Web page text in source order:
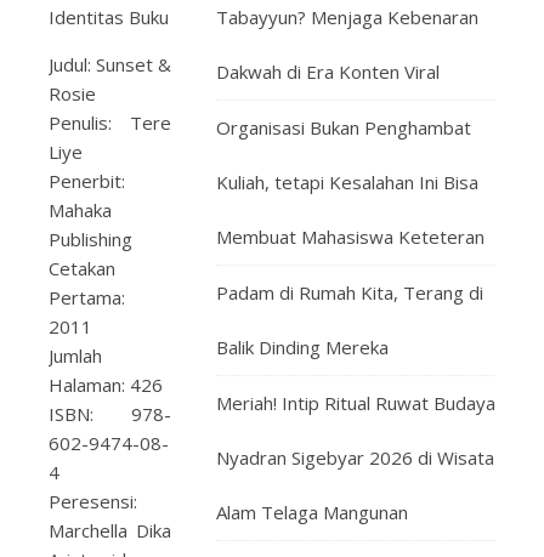
Identitas Buku
Judul: Sunset &
Rosie
Penulis: Tere
Liye
Penerbit:
Mahaka
Publishing
Cetakan
Pertama:
2011
Jumlah
Halaman: 426
ISBN: 978-
602-9474-08-
4
Peresensi:
Marchella Dika
Tabayyun? Menjaga Kebenaran
Dakwah di Era Konten Viral
Organisasi Bukan Penghambat
Kuliah, tetapi Kesalahan Ini Bisa
Membuat Mahasiswa Keteteran
Padam di Rumah Kita, Terang di
Balik Dinding Mereka
Meriah! Intip Ritual Ruwat Budaya
Nyadran Sigebyar 2026 di Wisata
Alam Telaga Mangunan